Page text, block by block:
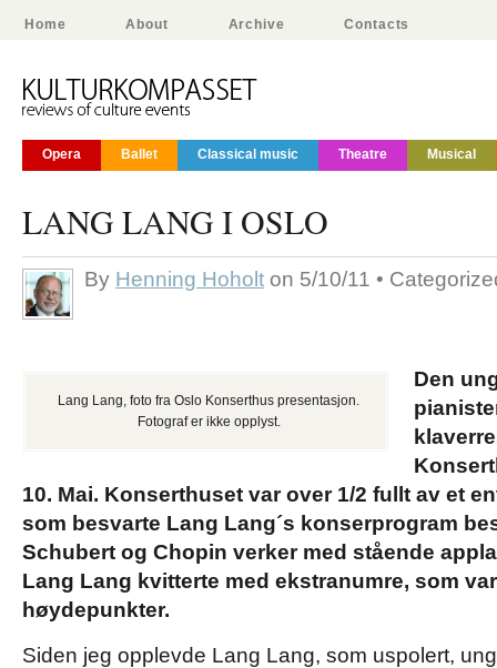
Home About Archive Contacts
Opera Ballet Classical music Theatre Musical
LANG LANG I OSLO
By Henning Hoholt on 5/10/11 •
Lang Lang, foto fra Oslo Konserthus presentasjon.
Fotograf er ikke opplyst.
Den
10. Mai. Konserthuset var over 1/2 fullt av et
som besvarte Lang Lang´s konserprogram
Schubert og Chopin verker med stående
Lang Lang kvitterte med ekstranumre, som
høydepunkter.
Siden jeg opplevde Lang Lang, som uspolert,